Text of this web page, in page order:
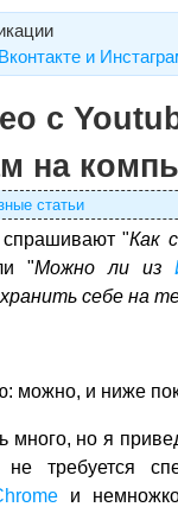
и
с
на
статьи
"Как
"Можно ли из
себе на
можно, и ниже
много, но я
требуется
и